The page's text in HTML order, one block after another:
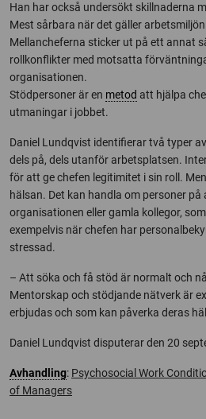
Han har också undersökt skillnaderna
Mest sårbara när det gäller
Mellancheferna sticker ut på ett annat
rollkonflikter med motsatta
organisationen.
Stödpersoner är en metod att hjälpa
utmaningar i jobbet.
Daniel Lundqvist identifierar två typer
dels på, dels utanför arbetsplatsen.
för att ge chefen legitimitet i sin roll.
hälsan. Det kan handla om personer på
organisationen eller gamla kollegor,
exempelvis när chefen har
stressad.
– Att söka och få stöd är normalt och
Mentorskap och stödjande nätverk är
erbjudas och som kan påverka deras
Daniel Lundqvist disputerar den 20
Avhandling: Psychosocial Work
of Managers